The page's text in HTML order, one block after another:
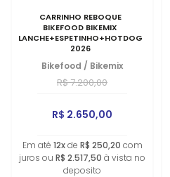
CARRINHO REBOQUE
BIKEFOOD BIKEMIX
2026
Bikefood / Bikemix
R$ 7.200,00
R$ 2.650,00
Em até 12xde R$ 250,20 com
juros ou R$ 2.517,50 à vista no
deposito